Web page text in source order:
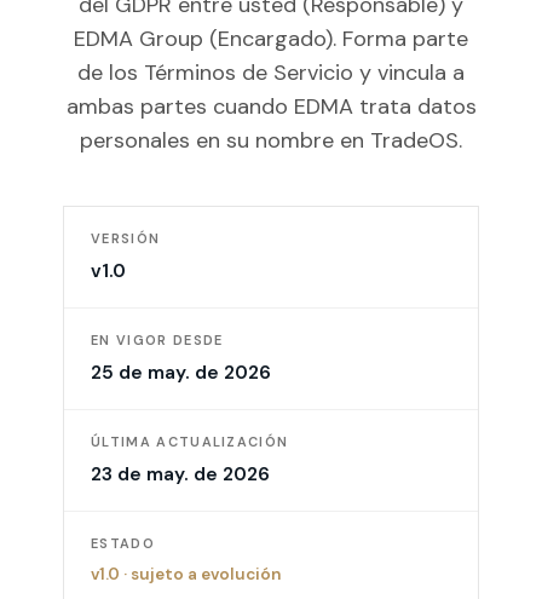
EDMA Group (Encargado). Forma parte
de los Términos de Servicio y vincula a
ambas partes cuando EDMA trata datos
personales en su nombre en TradeOS.
VERSIÓN
v1.0
EN VIGOR DESDE
25 de may. de 2026
ÚLTIMA ACTUALIZACIÓN
23 de may. de 2026
ESTADO
v1.0 · sujeto a evolución